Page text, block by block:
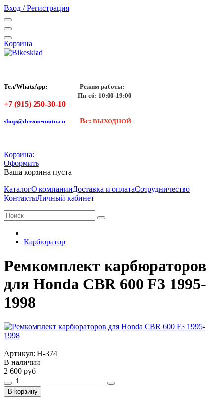
Вход / Регистрация
Корзина
Тел/WhatsApp:
Режим работы:
Пн-сб: 10:00-19:00
+7 (915) 250-30-10
shop@dream-moto.ru Вс: ВЫХОДНОЙ
Корзина:
Оформить
Ваша корзина пуста
КаталогО компанииДоставка и оплатаСотрудничество
КонтактыЛичный кабинет
Карбюратор
Ремкомплект карбюраторов
для Honda CBR 600 F3 1995-
1998
Артикул: H-374
В наличии
2 600 руб
В корзину